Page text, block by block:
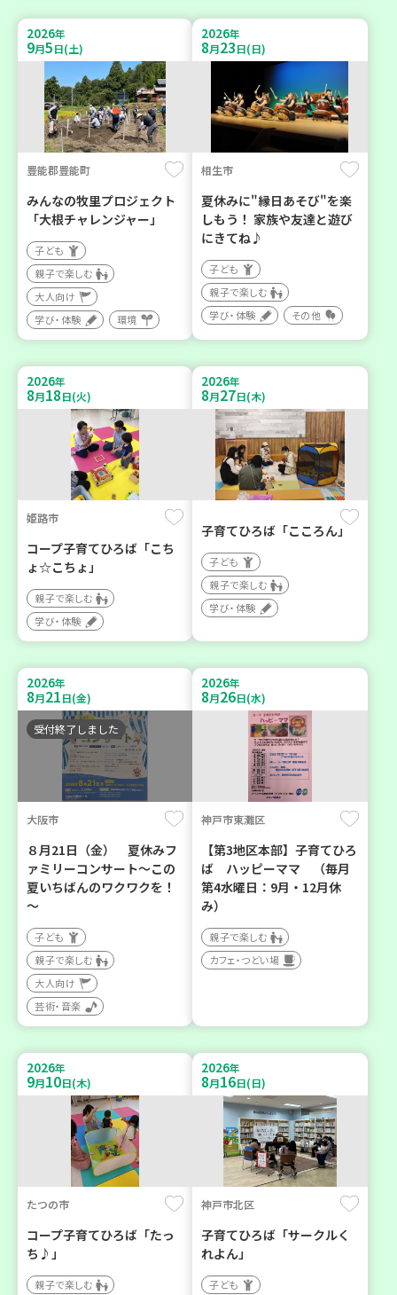
2026年
9月5日(土)
豊能郡豊能町
みんなの牧里プロジェクト
「大根チャレンジャー」
子ども
親子で楽しむ
大人向け
学び・体験
環境
2026年
8月23日(日)
相生市
夏休みに"縁日あそび"を楽
しもう！ 家族や友達と遊び
にきてね♪
子ども
親子で楽しむ
学び・体験
その他
2026年
8月18日(火)
姫路市
コープ子育てひろば「こち
ょ☆こちょ」
親子で楽しむ
学び・体験
2026年
8月27日(木)
子育てひろば「こころん」
子ども
親子で楽しむ
学び・体験
2026年
8月21日(金)
受付終了しました
大阪市
８月21日（金） 夏休みフ
ァミリーコンサート～この
夏いちばんのワクワクを！
～
子ども
親子で楽しむ
大人向け
芸術・音楽
2026年
8月26日(水)
神戸市東灘区
【第3地区本部】子育てひろ
ば ハッピーママ （毎月
第4水曜日：9月・12月休
み）
親子で楽しむ
カフェ・つどい場
2026年
9月10日(木)
たつの市
コープ子育てひろば「たっ
ち♪」
親子で楽しむ
2026年
8月16日(日)
神戸市北区
子育てひろば「サークルく
れよん」
子ども